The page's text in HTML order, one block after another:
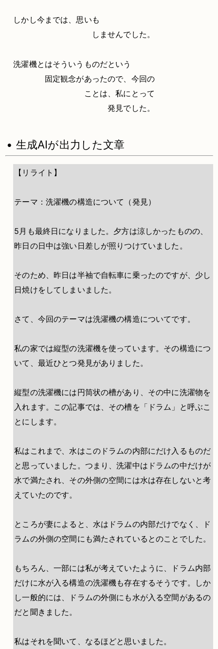
しかし今までは、思いも
しませんでした。
洗濯機とはそういうものだという
固定観念があったので、今回の
ことは、私にとって
発見でした。
• 生成AIが出力した文章
【リライト】
テーマ：洗濯機の構造について（発見）
5月も最終日になりました。夕方は涼しかったものの、
昨日の日中は強い日差しが照りつけていました。
そのため、昨日は半袖で自転車に乗ったのですが、少し
日焼けをしてしまいました。
さて、今回のテーマは洗濯機の構造についてです。
私の家では縦型の洗濯機を使っています。その構造につ
いて、最近ひとつ発見がありました。
縦型の洗濯機には円筒状の槽があり、その中に洗濯物を
入れます。この記事では、その槽を「ドラム」と呼ぶこ
とにします。
私はこれまで、水はこのドラムの内部にだけ入るものだ
と思っていました。つまり、洗濯中はドラムの中だけが
水で満たされ、その外側の空間には水は存在しないと考
えていたのです。
ところが妻によると、水はドラムの内部だけでなく、ド
ラムの外側の空間にも満たされているとのことでした。
もちろん、一部には私が考えていたように、ドラム内部
だけに水が入る構造の洗濯機も存在するそうです。しか
し一般的には、ドラムの外側にも水が入る空間があるの
だと聞きました。
私はそれを聞いて、なるほどと思いました。